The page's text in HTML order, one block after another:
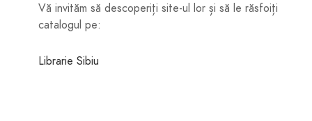
Vă invităm să descoperiți site-ul lor și să le răsfoiți
catalogul pe:
Librarie Sibiu